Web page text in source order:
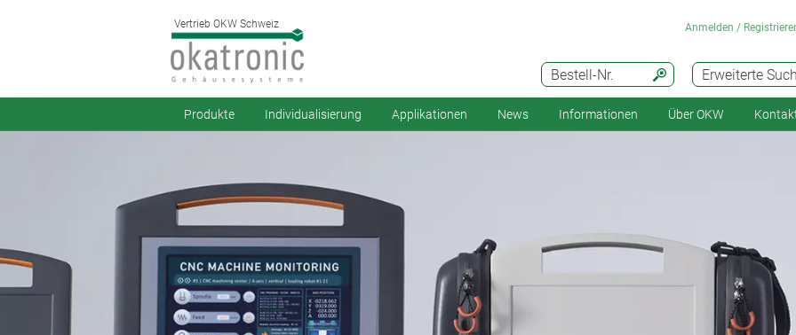
Vertrieb OKW Schweiz
Erweiterte
Bestell-Nr.
Anmelden /
Produkte Individualisierung Applikationen News Informationen Über OKW